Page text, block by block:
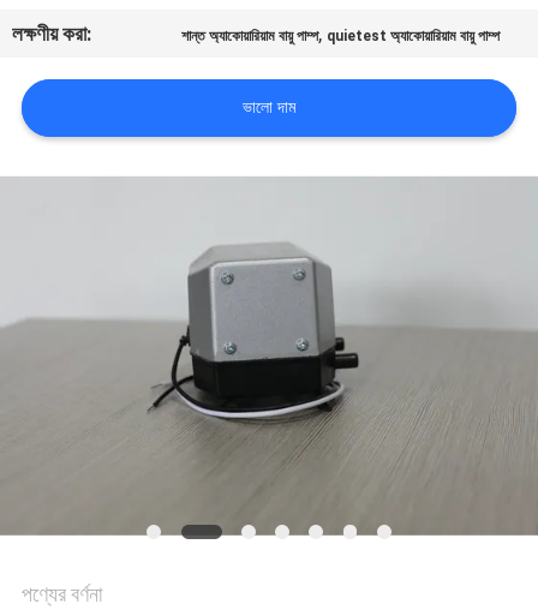
খবর
সাইট
ম্যাপ
লক্ষণীয় করা:
শান্ত অ্যাকোয়ারিয়াম বায়ু পাম্প, quietest অ্যাকোয়ারিয়াম বায়ু পাম্প
ভালো দাম
পণ্যের বর্ণনা